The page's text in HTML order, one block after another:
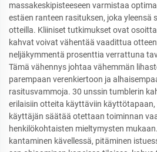
massakeskipisteeseen varmistaa
estäen ranteen rasituksen, joka yleensä
otteilla. Kliiniset tutkimukset ovat
kahvat voivat vähentää vaadittua
neljäkymmentä prosenttia verrattuna
Tämä vähennys johtaa vähemmän
parempaan verenkiertoon ja
rasitusvammoja. 30 unssin tumblerin
erilaisiin otteita käyttäviin
käyttäjän säätää otettaan toiminnan
henkilökohtaisten mieltymysten
kantaminen kävellessä, pitäminen